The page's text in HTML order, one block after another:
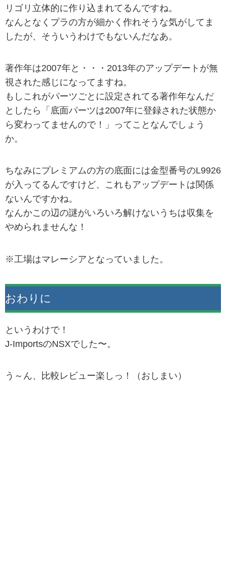
リゴリ立体的に作り込まれてるんですね。
なんとなくプラの方が細かく作れそうな気がしてま
したが、そういうわけでもないんだなあ。
著作年は2007年と・・・2013年のアップデートが無
視された感じになってますね。
もしこれがパーツごとに設定されてる著作年なんだ
としたら「底面パーツは2007年に登録された状態か
ら変わってませんので！」ってことなんでしょう
か。
ちなみにプレミアムの方の底面には金型番号のL9926
が入ってるんですけど、これもアップデートは関係
ないんですかね。
なんかこの辺の謎がいろいろ解けないうちは収集を
やめられませんな！
※工場はマレーシアとなっていました。
おわりに
というわけで！
J-ImportsのNSXでした〜。
う～ん、比較レビュー楽しっ！（おしまい）